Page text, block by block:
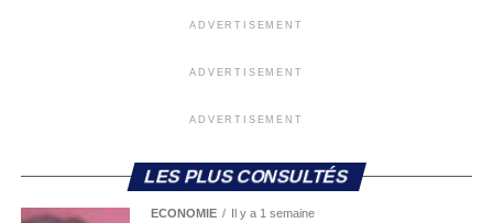
ADVERTISEMENT
ADVERTISEMENT
ADVERTISEMENT
LES PLUS CONSULTÉS
ECONOMIE Il y a 1 semaine